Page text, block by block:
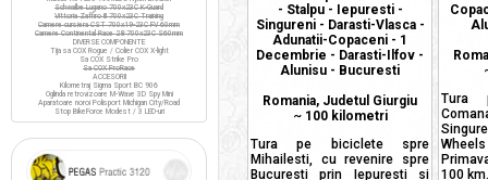
- Stalpu - Iepuresti -
Singureni - Darasti-Vlasca -
Adunatii-Copaceni - 1
Decembrie - Darasti-Ilfov -
Alunisu - Bucuresti
Romania, Judetul Giurgiu
~ 100 kilometri
Tura pe biciclete spre
Mihailesti, cu revenire spre
Bucuresti prin Iepuresti si
Tura
100
Schwalbe Lugano 700x23C K-Guard
Vittoria Zaffiro III 700x23C Training
Camere cursiera CST 700x19-23C FV 60mm
Camere Continental Race 28 700x23C S60mm
DIVERSE COMPONENTE
Tija sa COX Rogue / Colier COX X-light
Sa COX Strike Pro
Sa COX ProRace
ACCESORII
Kilometraj Sigma Sport BC 906
Oglinda retrovizoare M-Wave 3D Spy Mini
Aparatoare noroi Polisport Michigan City/Road
Stop BikeForce Modest / 3 LED-uri